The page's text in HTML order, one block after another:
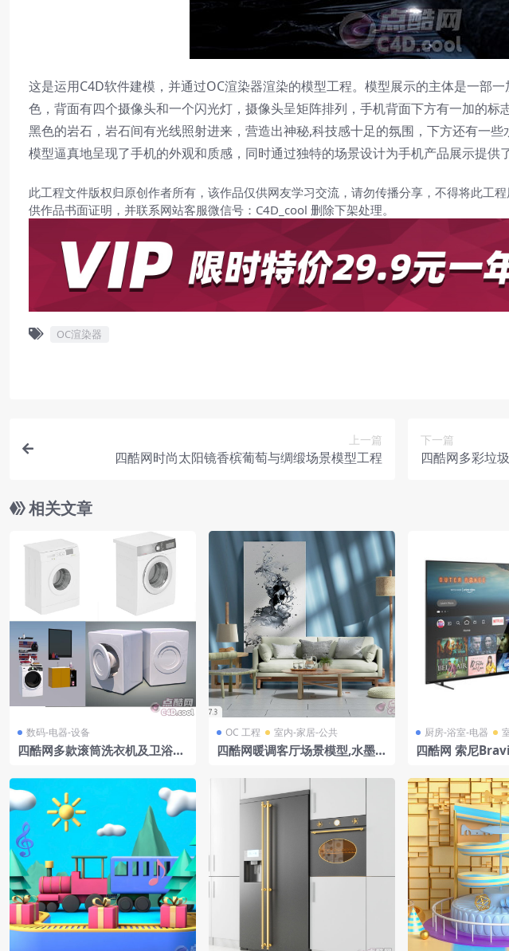
这是运用C4D软件建模，并通过OC渲染器渲染的模型工程。模型展示的主体是一部
色，背面有四个摄像头和一个闪光灯，摄像头呈矩阵排列，手机背面下方有一加的
黑色的岩石，岩石间有光线照射进来，营造出神秘,科技感十足的氛围，下方还有一
模型逼真地呈现了手机的外观和质感，同时通过独特的场景设计为手机产品展示提供
此工程文件版权归原创作者所有，该作品仅供网友学习交流，请勿传播分享，不得将此工
供作品书面证明，并联系网站客服微信号：C4D_cool 删除下架处理。
OC渲染器
上一篇
四酷网时尚太阳镜香槟葡萄与绸缎场景模型工程
下一篇
四酷网多彩垃
相关文章
数码-电器-设备
四酷网多款滚筒洗衣机及卫浴场
OC 工程 室内-家居-公共
四酷网暖调客厅场景模型,水墨沙
厨房-浴室-电器
四酷网 索尼